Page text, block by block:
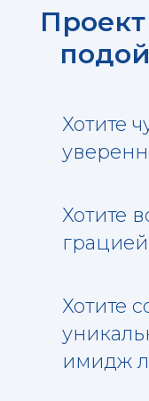
Хотите
Хотите
Хотите
имидж